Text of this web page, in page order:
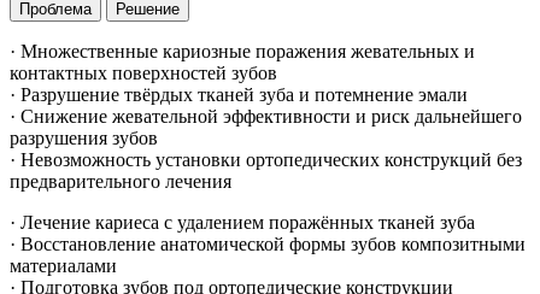
Проблема Решение
· Множественные кариозные поражения жевательных и
контактных поверхностей зубов
· Разрушение твёрдых тканей зуба и потемнение эмали
· Снижение жевательной эффективности и риск дальнейшего
разрушения зубов
· Невозможность установки ортопедических конструкций без
предварительного лечения
· Лечение кариеса с удалением поражённых тканей зуба
· Восстановление анатомической формы зубов композитными
материалами
· Подготовка зубов под ортопедические конструкции